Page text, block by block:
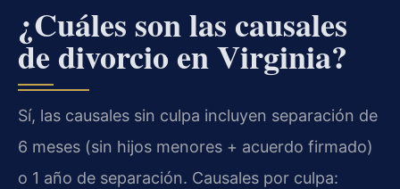
¿Cuáles son las causales
de divorcio en Virginia?
Sí, las causales sin culpa incluyen separación de
6 meses (sin hijos menores + acuerdo firmado)
o 1 año de separación. Causales por culpa: